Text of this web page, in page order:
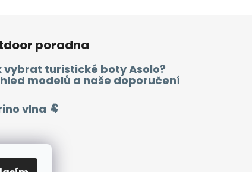
poradna
vybrat turistické boty Asolo?
modelů a naše doporučení
vlna 🐏